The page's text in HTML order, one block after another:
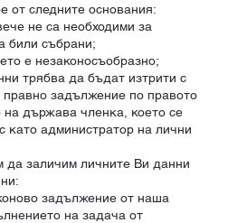
от следните основания:
не са необходими за
били събрани;
е незаконосъобразно;
трябва да бъдат изтрити с
правно задължение по правото
на държава членка, което се
като администратор на лични
заличим личните Ви данни
задължение от наша
на задача от